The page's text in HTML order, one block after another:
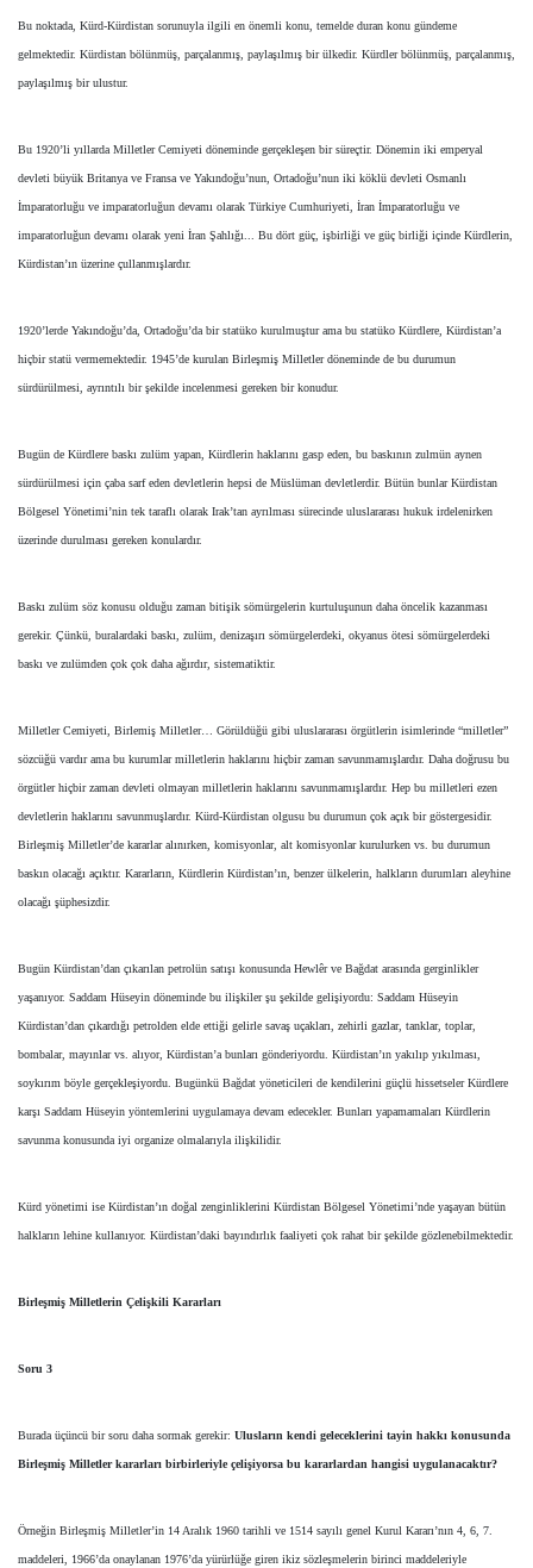
Bu noktada, Kürd-Kürdistan sorunuyla ilgili en önemli konu, temelde duran konu gündeme
gelmektedir. Kürdistan bölünmüş, parçalanmış, paylaşılmış bir ülkedir. Kürdler bölünmüş, parçalanmış,
paylaşılmış bir ulustur.
Bu 1920’li yıllarda Milletler Cemiyeti döneminde gerçekleşen bir süreçtir. Dönemin iki emperyal
devleti büyük Britanya ve Fransa ve Yakındoğu’nun, Ortadoğu’nun iki köklü devleti Osmanlı
İmparatorluğu ve imparatorluğun devamı olarak Türkiye Cumhuriyeti, İran İmparatorluğu ve
imparatorluğun devamı olarak yeni İran Şahlığı... Bu dört güç, işbirliği ve güç birliği içinde Kürdlerin,
Kürdistan’ın üzerine çullanmışlardır.
1920’lerde Yakındoğu’da, Ortadoğu’da bir statüko kurulmuştur ama bu statüko Kürdlere, Kürdistan’a
hiçbir statü vermemektedir. 1945’de kurulan Birleşmiş Milletler döneminde de bu durumun
sürdürülmesi, ayrıntılı bir şekilde incelenmesi gereken bir konudur.
Bugün de Kürdlere baskı zulüm yapan, Kürdlerin haklarını gasp eden, bu baskının zulmün aynen
sürdürülmesi için çaba sarf eden devletlerin hepsi de Müslüman devletlerdir. Bütün bunlar Kürdistan
Bölgesel Yönetimi’nin tek taraflı olarak Irak’tan ayrılması sürecinde uluslararası hukuk irdelenirken
üzerinde durulması gereken konulardır.
Baskı zulüm söz konusu olduğu zaman bitişik sömürgelerin kurtuluşunun daha öncelik kazanması
gerekir. Çünkü, buralardaki baskı, zulüm, denizaşırı sömürgelerdeki, okyanus ötesi sömürgelerdeki
baskı ve zulümden çok çok daha ağırdır, sistematiktir.
Milletler Cemiyeti, Birlemiş Milletler… Görüldüğü gibi uluslararası örgütlerin isimlerinde “milletler”
sözcüğü vardır ama bu kurumlar milletlerin haklarını hiçbir zaman savunmamışlardır. Daha doğrusu bu
örgütler hiçbir zaman devleti olmayan milletlerin haklarını savunmamışlardır. Hep bu milletleri ezen
devletlerin haklarını savunmuşlardır. Kürd-Kürdistan olgusu bu durumun çok açık bir göstergesidir.
Birleşmiş Milletler’de kararlar alınırken, komisyonlar, alt komisyonlar kurulurken vs. bu durumun
baskın olacağı açıktır. Kararların, Kürdlerin Kürdistan’ın, benzer ülkelerin, halkların durumları aleyhine
olacağı şüphesizdir.
Bugün Kürdistan’dan çıkarılan petrolün satışı konusunda Hewlêr ve Bağdat arasında gerginlikler
yaşanıyor. Saddam Hüseyin döneminde bu ilişkiler şu şekilde gelişiyordu: Saddam Hüseyin
Kürdistan’dan çıkardığı petrolden elde ettiği gelirle savaş uçakları, zehirli gazlar, tanklar, toplar,
bombalar, mayınlar vs. alıyor, Kürdistan’a bunları gönderiyordu. Kürdistan’ın yakılıp yıkılması,
soykırım böyle gerçekleşiyordu. Bugünkü Bağdat yöneticileri de kendilerini güçlü hissetseler Kürdlere
karşı Saddam Hüseyin yöntemlerini uygulamaya devam edecekler. Bunları yapamamaları Kürdlerin
savunma konusunda iyi organize olmalarıyla ilişkilidir.
Kürd yönetimi ise Kürdistan’ın doğal zenginliklerini Kürdistan Bölgesel Yönetimi’nde yaşayan bütün
halkların lehine kullanıyor. Kürdistan’daki bayındırlık faaliyeti çok rahat bir şekilde gözlenebilmektedir.
Birleşmiş Milletlerin Çelişkili Kararları
Soru 3
Burada üçüncü bir soru daha sormak gerekir: Ulusların kendi geleceklerini tayin hakkı konusunda
Birleşmiş Milletler kararları birbirleriyle çelişiyorsa bu kararlardan hangisi uygulanacaktır?
Örneğin Birleşmiş Milletler’in 14 Aralık 1960 tarihli ve 1514 sayılı genel Kurul Kararı’nın 4, 6, 7.
maddeleri, 1966’da onaylanan 1976’da yürürlüğe giren ikiz sözleşmelerin birinci maddeleriyle